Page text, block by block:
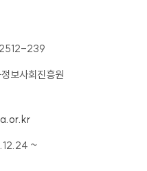
239
보사회진흥원
~